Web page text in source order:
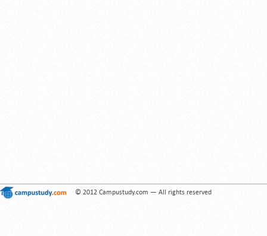
© 2012 Campustudy.com — All rights reserved